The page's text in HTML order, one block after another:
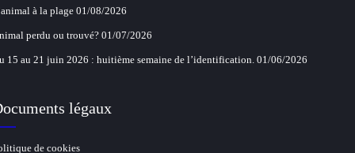
à la plage 01/08/2026
perdu ou trouvé? 01/07/2026
15 au 21 juin 2026 : huitième semaine de l’identification. 01/06/2026
légaux
de cookies